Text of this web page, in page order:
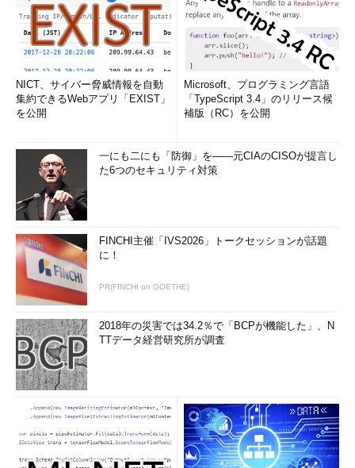
NICT、サイバー脅威情報を自動
集約できるWebアプリ「EXIST」
を公開
Microsoft、プログラミング言語
「TypeScript 3.4」のリリース候
補版（RC）を公開
一にも二にも「防御」を――元CIAのCISOが提言し
た6つのセキュリティ対策
FINCHI主催「IVS2026」トークセッションが話題
に！
PR(FINCHI on GOETHE)
2018年の災害では34.2％で「BCPが機能した」、N
TTデータ経営研究所が調査